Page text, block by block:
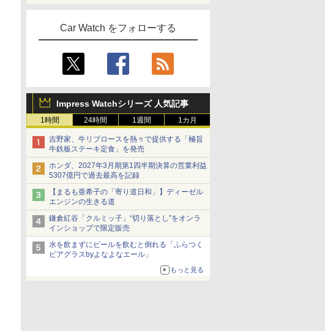
Car Watch をフォローする
Impress Watchシリーズ 人気記事
1時間 24時間 1週間 1カ月
吉野家、牛リブロースを熱々で提供する「極旨
牛鉄板ステーキ定食」を発売
ホンダ、2027年3月期第1四半期決算の営業利益
5307億円で過去最高を記録
【まるも亜希子の「寄り道日和」】ディーゼル
エンジンの生きる道
鎌倉紅谷「クルミッ子」“切り落とし”をオンラ
インショップで限定販売
水を飲まずにビールを飲むと倒れる「ふらつく
ビアグラスbyよなよなエール」
もっと見る